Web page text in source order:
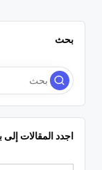
بحث
اجدد المقالات إلى